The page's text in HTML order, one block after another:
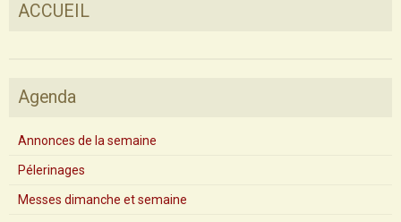
ACCUEIL
Agenda
Annonces de la semaine
Pélerinages
Messes dimanche et semaine